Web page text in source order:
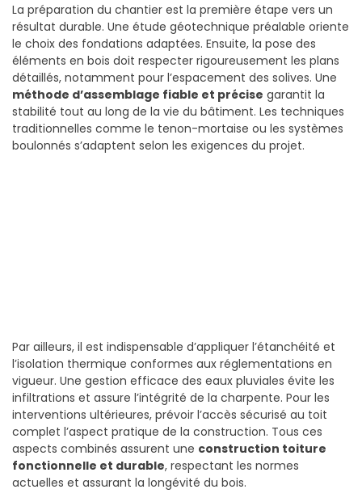
La préparation du chantier est la première étape vers un
résultat durable. Une étude géotechnique préalable oriente
le choix des fondations adaptées. Ensuite, la pose des
éléments en bois doit respecter rigoureusement les plans
détaillés, notamment pour l’espacement des solives. Une
méthode d’assemblage fiable et précise garantit la
stabilité tout au long de la vie du bâtiment. Les techniques
traditionnelles comme le tenon-mortaise ou les systèmes
boulonnés s’adaptent selon les exigences du projet.
Par ailleurs, il est indispensable d’appliquer l’étanchéité et
l’isolation thermique conformes aux réglementations en
vigueur. Une gestion efficace des eaux pluviales évite les
infiltrations et assure l’intégrité de la charpente. Pour les
interventions ultérieures, prévoir l’accès sécurisé au toit
complet l’aspect pratique de la construction. Tous ces
aspects combinés assurent une construction toiture
fonctionnelle et durable, respectant les normes
actuelles et assurant la longévité du bois.